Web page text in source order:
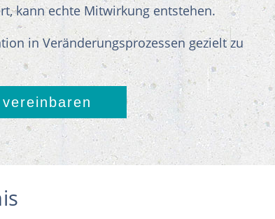
kann echte Mitwirkung entstehen.
in Veränderungsprozessen gezielt zu